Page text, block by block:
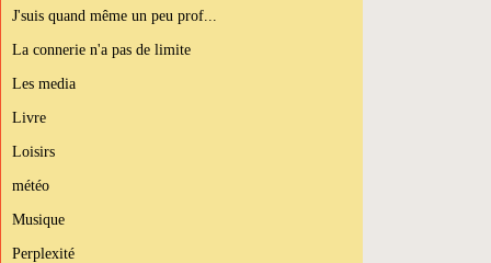
J'suis quand même un peu prof...
La connerie n'a pas de limite
Les media
Livre
Loisirs
météo
Musique
Perplexité